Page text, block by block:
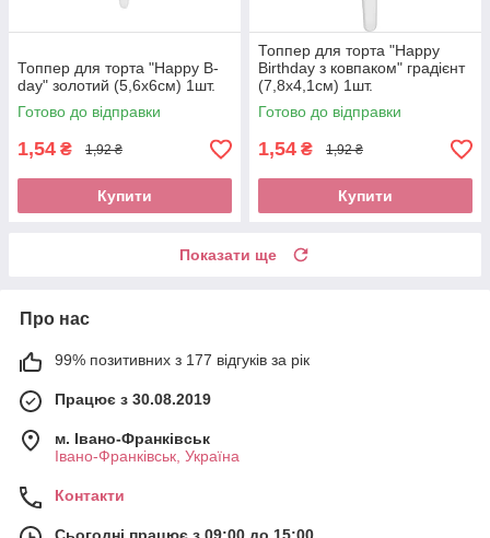
Топпер для торта "Happy B-
day" золотий (5,6х6см) 1шт.
Готово до відправки
1,54 ₴ 1,92 ₴
Купити
Топпер для торта "Happy
Birthday з ковпаком" градієнт
(7,8х4,1см) 1шт.
Готово до відправки
1,54 ₴ 1,92 ₴
Купити
Показати ще
Про нас
99% позитивних з 177 відгуків за рік
Працює з 30.08.2019
м. Івано-Франківськ
Івано-Франківськ, Україна
Контакти